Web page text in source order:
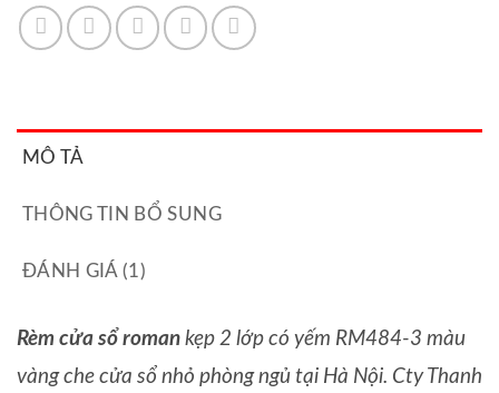
MÔ TẢ
THÔNG TIN BỔ SUNG
ĐÁNH GIÁ (1)
Rèm cửa sổ roman kẹp 2 lớp có yếm RM484-3 màu
vàng che cửa sổ nhỏ phòng ngủ tại Hà Nội. Cty Thanh